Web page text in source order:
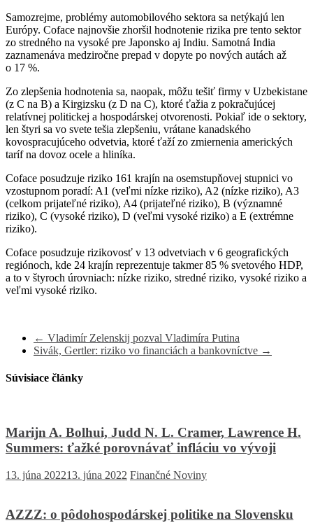
Samozrejme, problémy automobilového sektora sa netýkajú len
Európy. Coface najnovšie zhoršil hodnotenie rizika pre tento sektor
zo stredného na vysoké pre Japonsko aj Indiu. Samotná India
zaznamenáva medziročne prepad v dopyte po nových autách až
o 17 %.
Zo zlepšenia hodnotenia sa, naopak, môžu tešiť firmy v Uzbekistane
(z C na B) a Kirgizsku (z D na C), ktoré ťažia z pokračujúcej
relatívnej politickej a hospodárskej otvorenosti. Pokiaľ ide o sektory,
len štyri sa vo svete tešia zlepšeniu, vrátane kanadského
kovospracujúceho odvetvia, ktoré ťaží zo zmiernenia amerických
taríf na dovoz ocele a hliníka.
Coface posudzuje riziko 161 krajín na osemstupňovej stupnici vo
vzostupnom poradí: A1 (veľmi nízke riziko), A2 (nízke riziko), A3
(celkom prijateľné riziko), A4 (prijateľné riziko), B (významné
riziko), C (vysoké riziko), D (veľmi vysoké riziko) a E (extrémne
riziko).
Coface posudzuje rizikovosť v 13 odvetviach v 6 geografických
regiónoch, kde 24 krajín reprezentuje takmer 85 % svetového HDP,
a to v štyroch úrovniach: nízke riziko, stredné riziko, vysoké riziko a
veľmi vysoké riziko.
← Vladimír Zelenskij pozval Vladimíra Putina
Sivák, Gertler: riziko vo financiách a bankovníctve →
Súvisiace články
Marijn A. Bolhui, Judd N. L. Cramer, Lawrence H.
Summers: ťažké porovnávať infláciu vo vývoji
13. júna 202213. júna 2022 Finančné Noviny
AZZZ: o pôdohospodárskej politike na Slovensku